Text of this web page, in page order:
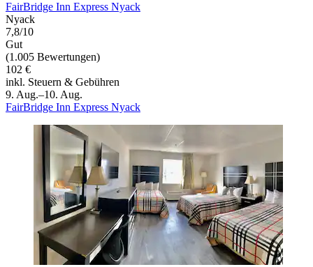
FairBridge Inn Express Nyack
Nyack
7,8/10
Gut
(1.005 Bewertungen)
102 €
inkl. Steuern & Gebühren
9. Aug.–10. Aug.
FairBridge Inn Express Nyack